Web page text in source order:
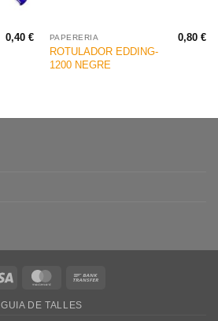
0,40€ PAPERERIA
ROTULADOR EDDING-
1200 NEGRE
0,80€
Visa MasterCard
GUIA DE TALLES